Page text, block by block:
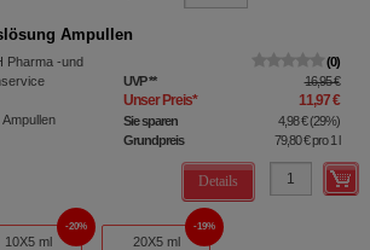
Ampullen
Pharma -und
Ampullen
0
UVP** 16,95 €
Unser Preis* 11,97 €
Sie sparen 4,98 €(29%)
Grundpreis
79,80 €pro 1 l
Details
10X5 ml
20%
20X5 ml
19%